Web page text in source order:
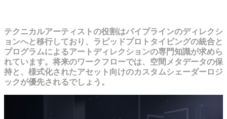
テクニカルアーティストの役割はパイプラインのディレクシ
ョンへと移行しており、ラピッドプロトタイピングの統合と
プログラムによるアートディレクションの専門知識が求めら
れています。将来のワークフローでは、空間メタデータの保
持と、様式化されたアセット向けのカスタムシェーダーロジ
ックが優先されるでしょう。